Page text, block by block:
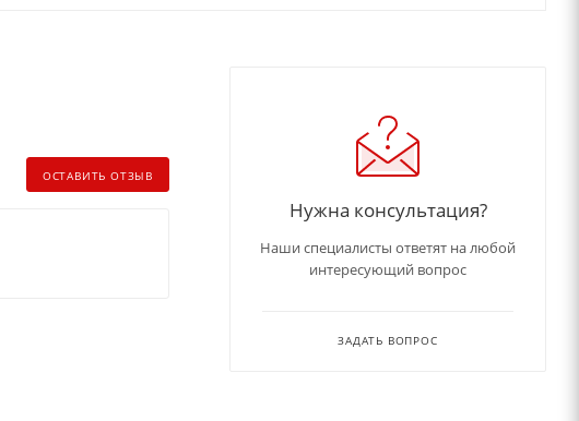
ОСТАВИТЬ ОТЗЫВ
Нужна консультация?
Наши специалисты ответят на любой
интересующий вопрос
ЗАДАТЬ ВОПРОС